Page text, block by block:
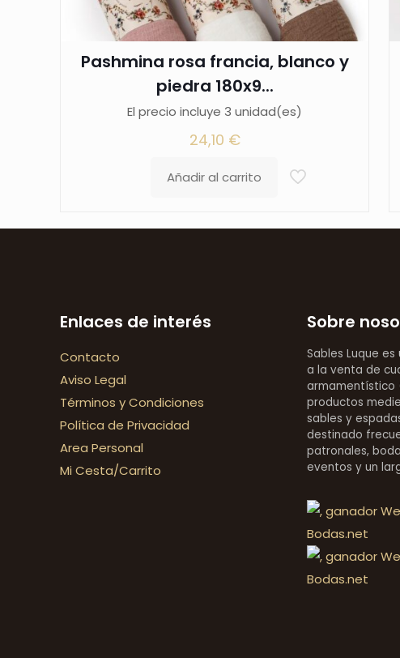
Pashmina rosa francia, blanco y
piedra 180x9...
El precio incluye 3 unidad(es)
24,10 €
Añadir al carrito
Enlaces de interés
Contacto
Aviso Legal
Términos y Condiciones
Política de Privacidad
Area Personal
Mi Cesta/Carrito
Sobre
Sables Luque
a la venta de
armamentístico
productos
sables y
destinado
patronales,
eventos y un